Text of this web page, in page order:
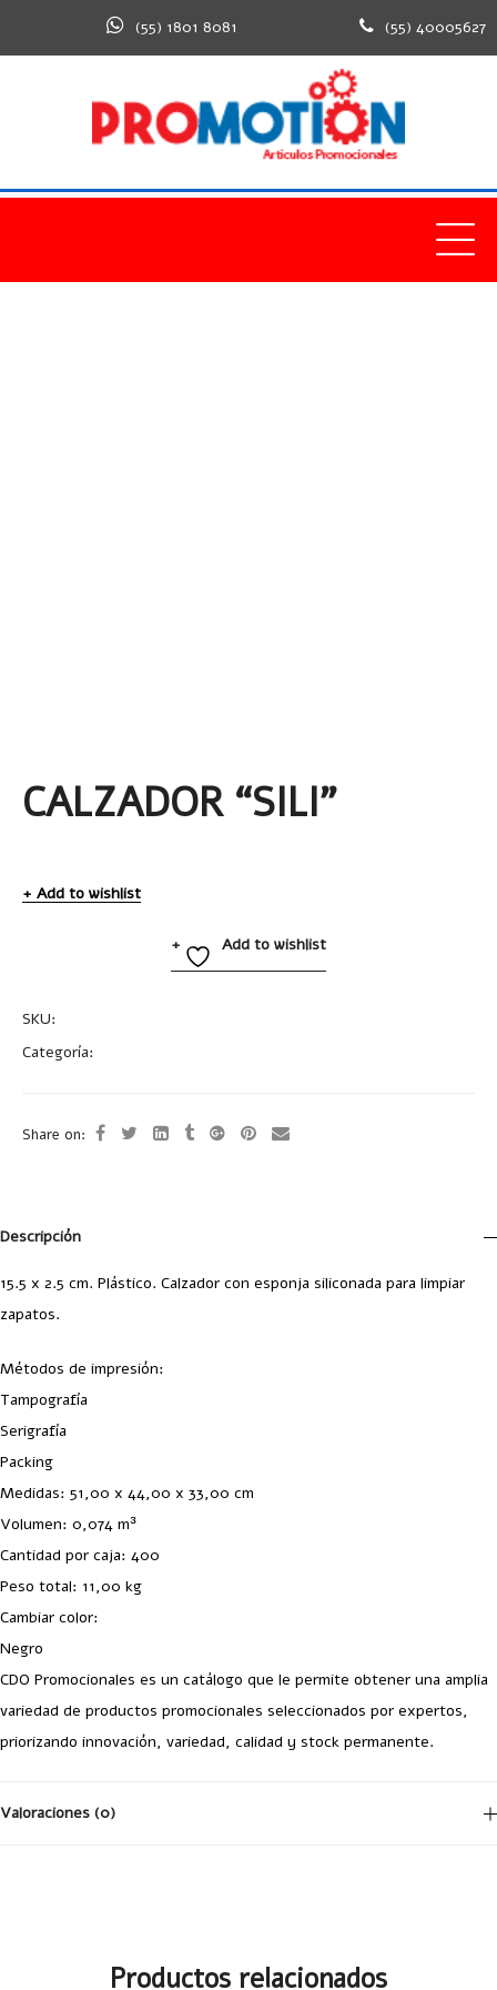
(55) 1801 8081 (55) 40005627
CALZADOR “SILI”
Add to wishlist
Add to wishlist
SKU:
Categoría:
Share on:
Descripción
15.5 x 2.5 cm. Plástico. Calzador con esponja siliconada para limpiar
zapatos.
Métodos de impresión:
Tampografía
Serigrafía
Packing
Medidas: 51,00 x 44,00 x 33,00 cm
Volumen: 0,074 m³
Cantidad por caja: 400
Peso total: 11,00 kg
Cambiar color:
Negro
CDO Promocionales es un catálogo que le permite obtener una amplia
variedad de productos promocionales seleccionados por expertos,
priorizando innovación, variedad, calidad y stock permanente.
Valoraciones (0)
Productos relacionados